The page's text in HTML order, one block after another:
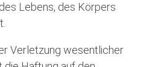
Lebens, des Körpers
Verletzung wesentlicher